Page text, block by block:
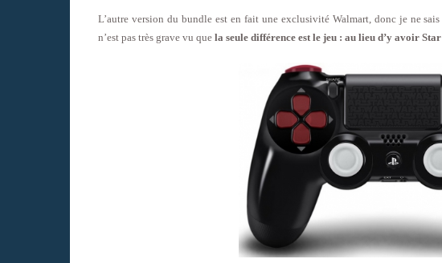
L’autre version du bundle est en fait une exclusivité Walmart, donc je ne
n’est pas très grave vu que la seule différence est le jeu : au lieu d’y avoir